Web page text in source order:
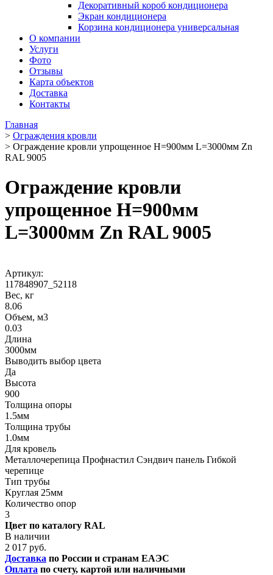
Декоративный короб кондиционера
Экран кондиционера
Корзина кондиционера универсальная
О компании
Услуги
Фото
Отзывы
Карта объектов
Доставка
Контакты
Главная
> Ограждения кровли
> Ограждение кровли упрощенное H=900мм L=3000мм Zn
RAL 9005
Ограждение кровли
упрощенное H=900мм
L=3000мм Zn RAL 9005
Артикул:
117848907_52118
Вес, кг
8.06
Объем, м3
0.03
Длина
3000мм
Выводить выбор цвета
Да
Высота
900
Толщина опоры
1.5мм
Толщина трубы
1.0мм
Для кровель
Металлочерепица Профнастил Сэндвич панель Гибкой
черепице
Тип трубы
Круглая 25мм
Количество опор
3
Цвет по каталогу RAL
В наличии
2 017 руб.
Доставка по России и странам ЕАЭС
Оплата по счету, картой или наличными